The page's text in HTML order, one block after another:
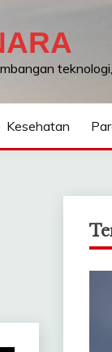
Kesehatan